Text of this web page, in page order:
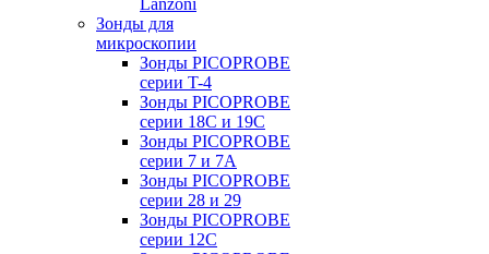
Lanzoni
Зонды для
микроскопии
Зонды PICOPROBE
серии T-4
Зонды PICOPROBE
серии 18C и 19C
Зонды PICOPROBE
серии 7 и 7A
Зонды PICOPROBE
серии 28 и 29
Зонды PICOPROBE
серии 12C